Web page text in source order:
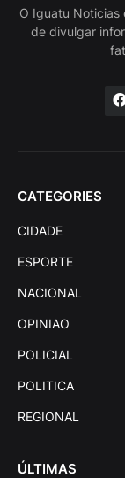
O Iguatu
de divulgar
CATEGORIES
CIDADE
ESPORTE
NACIONAL
OPINIAO
POLICIAL
POLITICA
REGIONAL
ÚLTIMAS